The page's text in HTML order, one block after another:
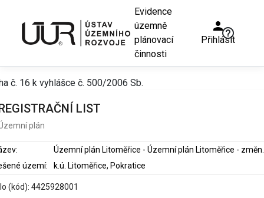
Evidence
územně
plánovací
činnosti
person
Přihlásit
help_outline
č. 16 k vyhlášce č. 500/2006 Sb.
LIST
plán
území:
k.ú. Litoměřice, Pokratice
(kód): 4425928001